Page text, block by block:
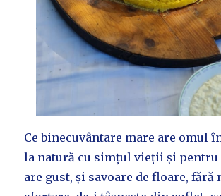
Ce binecuvântare mare are omul
la natură cu simțul vieții și pentru
are gust, și savoare de floare, fără